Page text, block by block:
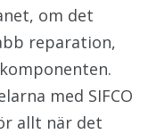
om det
reparation,
med SIFCO
allt när det